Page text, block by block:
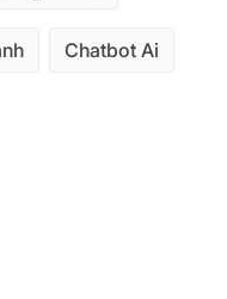
Chatbot Ai